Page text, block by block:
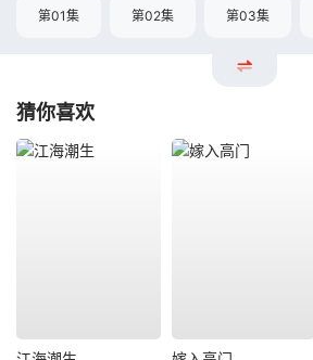
第01集 第02集 第03集
猜你喜欢